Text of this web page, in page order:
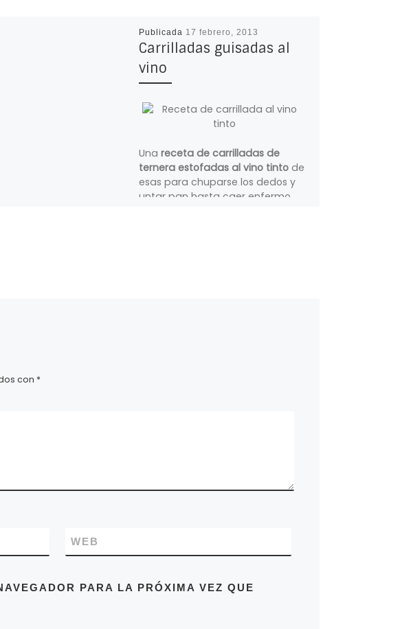
Publicada 17 febrero, 2013
Carrilladas guisadas al
vino
Una receta de carrilladas de
ternera estofadas al vino tinto de
esas para chuparse los dedos y
untar pan hasta caer enfermo.
con *
WEB
PARA LA PRÓXIMA VEZ QUE